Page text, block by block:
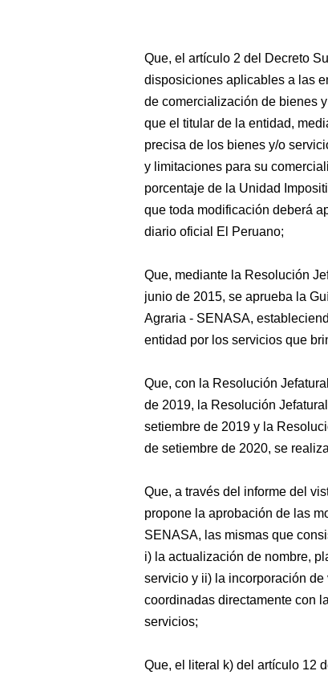
Que, el artículo 2 del Decreto
disposiciones aplicables a las
de comercialización de bienes
que el titular de la entidad,
precisa de los bienes y/o
y limitaciones para su
porcentaje de la Unidad
que toda modificación deberá
diario oficial El Peruano;
Que, mediante la Resolución
junio de 2015, se aprueba la
Agraria - SENASA,
entidad por los servicios que
Que, con la Resolución
de 2019, la Resolución
setiembre de 2019 y la
de setiembre de 2020, se
Que, a través del informe del
propone la aprobación de las
SENASA, las mismas que
i) la actualización de nombre,
servicio y ii) la incorporación
coordinadas directamente con
servicios;
Que, el literal k) del artículo 12